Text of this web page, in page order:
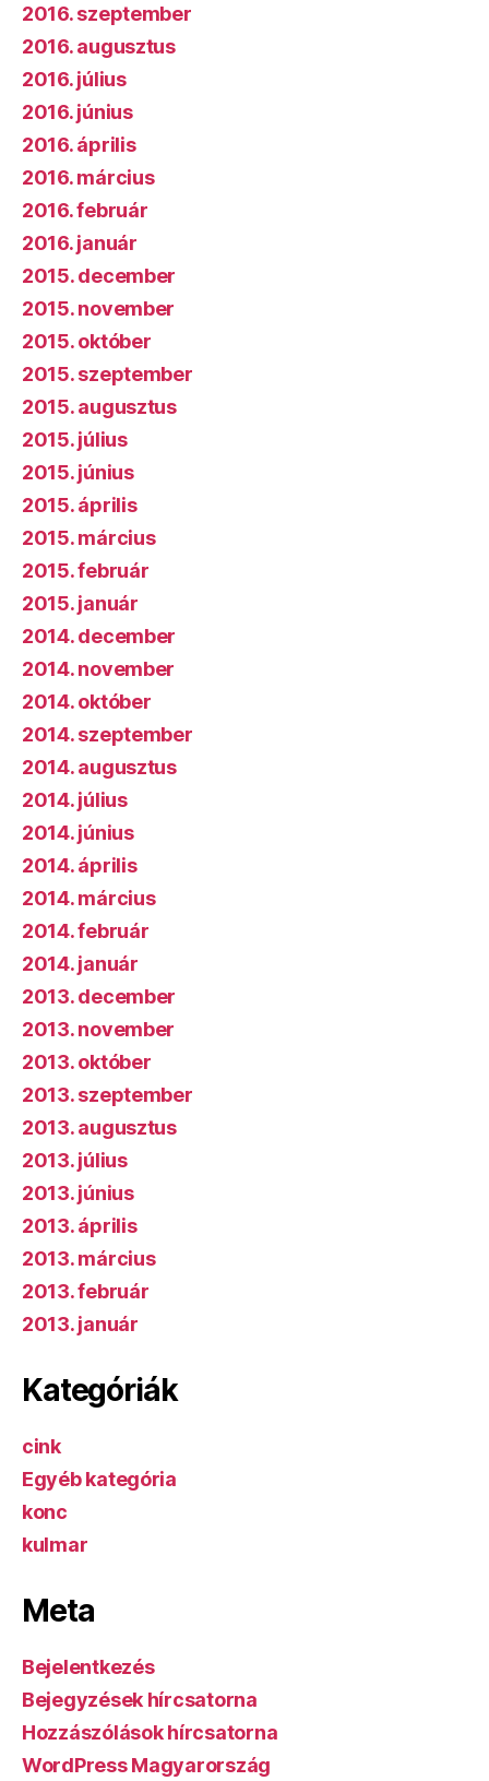
2016. szeptember
2016. augusztus
2016. július
2016. június
2016. április
2016. március
2016. február
2016. január
2015. december
2015. november
2015. október
2015. szeptember
2015. augusztus
2015. július
2015. június
2015. április
2015. március
2015. február
2015. január
2014. december
2014. november
2014. október
2014. szeptember
2014. augusztus
2014. július
2014. június
2014. április
2014. március
2014. február
2014. január
2013. december
2013. november
2013. október
2013. szeptember
2013. augusztus
2013. július
2013. június
2013. április
2013. március
2013. február
2013. január
Kategóriák
cink
Egyéb kategória
konc
kulmar
Meta
Bejelentkezés
Bejegyzések hírcsatorna
Hozzászólások hírcsatorna
WordPress Magyarország